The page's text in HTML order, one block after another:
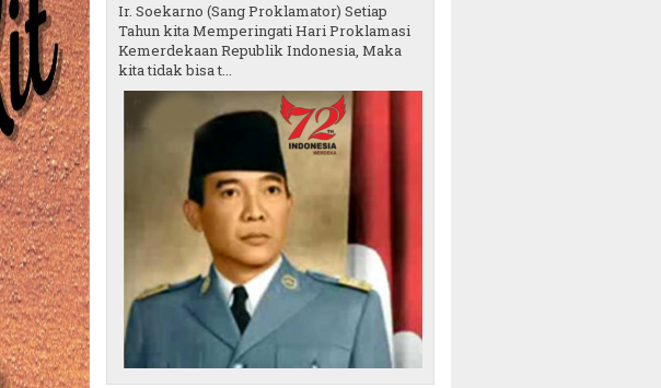
Ir. Soekarno (Sang Proklamator) Setiap
Tahun kita Memperingati Hari Proklamasi
Kemerdekaan Republik Indonesia, Maka
kita tidak bisa t...